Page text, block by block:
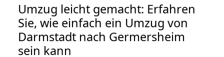
Umzug leicht gemacht: Erfahren
Sie, wie einfach ein Umzug von
Darmstadt nach Germersheim
sein kann